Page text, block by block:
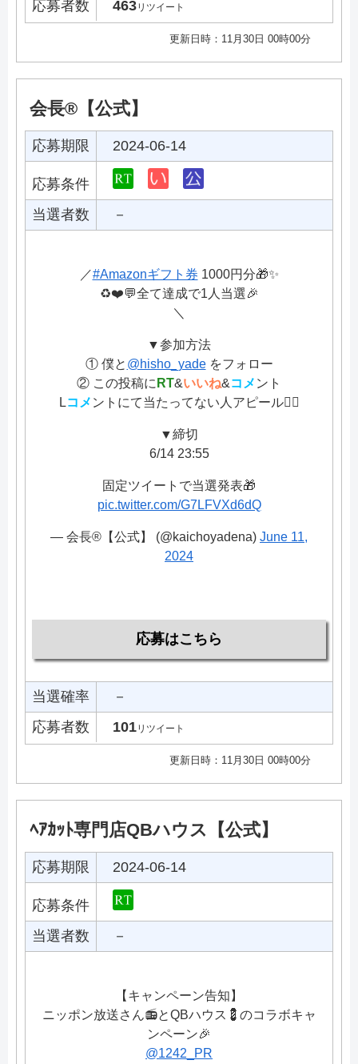
応募者数 463リツイート
更新日時：11月30日 00時00分
会長®︎【公式】
応募期限 2024-06-14
応募条件
当選者数
－
／#Amazonギフト券 1000円分🎁✨
♻️❤️💬全て達成で1人当選🎉
＼
▼参加方法
① 僕と @hisho_yadeをフォロー
② この投稿に RT&いいね&コメ ント
Lコメ ントにて当たってない人アピール🙋‍♂️
▼締切
6/14 23:55
固定ツイートで当選発表🎁
pic.twitter.com/G7LFVXd6dQ
— 会長®︎【公式】 (@kaichoyadena) June 11,
2024
応募はこちら
当選確率
－
応募者数
101リツイート
更新日時：11月30日 00時00分
ﾍｱｶｯﾄ専門店QBハウス【公式】
応募期限 2024-06-14
応募条件
当選者数
－
【キャンペーン告知】
ニッポン放送さん📻️とQBハウス💈のコラボキャ
ンペーン🎉
@1242_PR